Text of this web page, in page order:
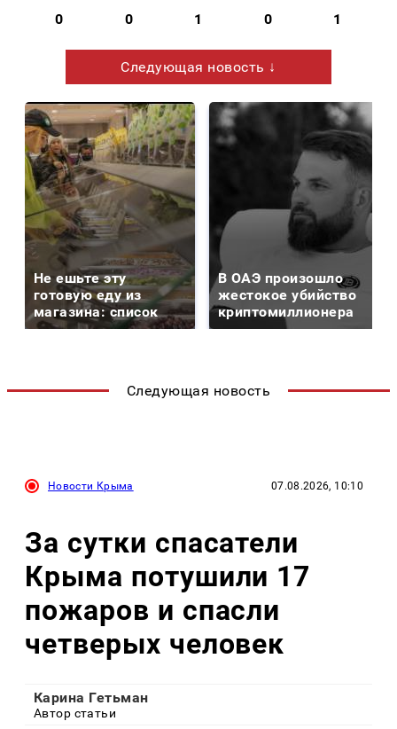
0 0 1 0 1
Следующая новость ↓
Не ешьте эту
готовую еду из
магазина: список
В ОАЭ произошло
жестокое убийство
криптомиллионера
Следующая новость
Новости Крыма 07.08.2026, 10:10
За сутки спасатели
Крыма потушили 17
пожаров и спасли
четверых человек
Карина Гетьман
Автор статьи